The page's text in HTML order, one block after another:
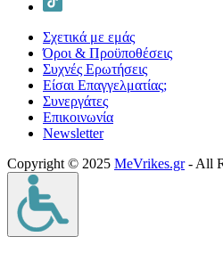
Σχετικά με εμάς
Όροι & Προϋποθέσεις
Συχνές Ερωτήσεις
Είσαι Επαγγελματίας;
Συνεργάτες
Επικοινωνία
Νewsletter
Copyright © 2025 MeVrikes.gr- All